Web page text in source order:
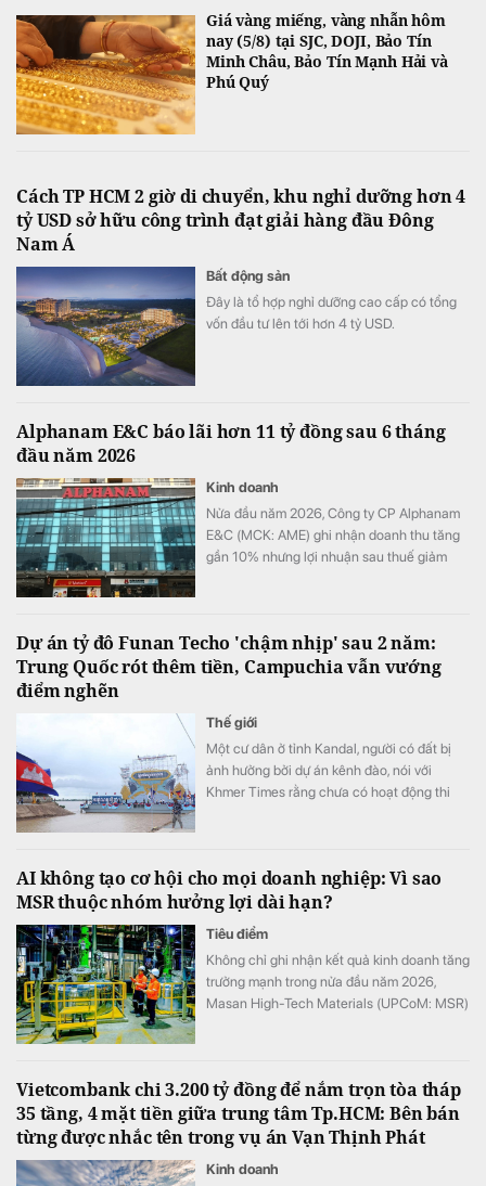
Giá vàng miếng, vàng nhẫn hôm
nay (5/8) tại SJC, DOJI, Bảo Tín
Minh Châu, Bảo Tín Mạnh Hải và
Phú Quý
Cách TP HCM 2 giờ di chuyển, khu nghỉ dưỡng hơn 4
tỷ USD sở hữu công trình đạt giải hàng đầu Đông
Nam Á
Bất động sản
Đây là tổ hợp nghỉ dưỡng cao cấp có tổng
vốn đầu tư lên tới hơn 4 tỷ USD.
Alphanam E&C báo lãi hơn 11 tỷ đồng sau 6 tháng
đầu năm 2026
Kinh doanh
Nửa đầu năm 2026, Công ty CP Alphanam
E&C (MCK: AME) ghi nhận doanh thu tăng
gần 10% nhưng lợi nhuận sau thuế giảm
của doanh nghiệp.
Dự án tỷ đô Funan Techo 'chậm nhịp' sau 2 năm:
Trung Quốc rót thêm tiền, Campuchia vẫn vướng
điểm nghẽn
Thế giới
Một cư dân ở tỉnh Kandal, người có đất bị
ảnh hưởng bởi dự án kênh đào, nói với
Khmer Times rằng chưa có hoạt động thi
AI không tạo cơ hội cho mọi doanh nghiệp: Vì sao
MSR thuộc nhóm hưởng lợi dài hạn?
Tiêu điểm
Không chỉ ghi nhận kết quả kinh doanh tăng
trưởng mạnh trong nửa đầu năm 2026,
Masan High-Tech Materials (UPCoM: MSR)
Vietcombank chi 3.200 tỷ đồng để nắm trọn tòa tháp
35 tầng, 4 mặt tiền giữa trung tâm Tp.HCM: Bên bán
từng được nhắc tên trong vụ án Vạn Thịnh Phát
Kinh doanh